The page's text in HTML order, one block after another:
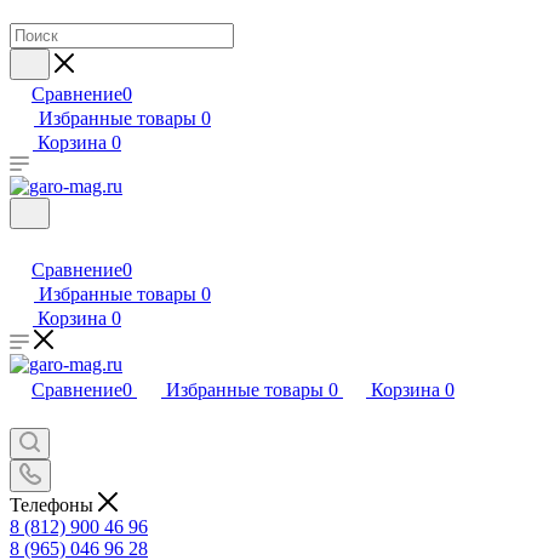
Сравнение0
Избранные товары 0
Корзина 0
Сравнение0
Избранные товары 0
Корзина 0
Сравнение0 Избранные товары 0 Корзина 0
Телефоны
8 (812) 900 46 96
8 (965) 046 96 28